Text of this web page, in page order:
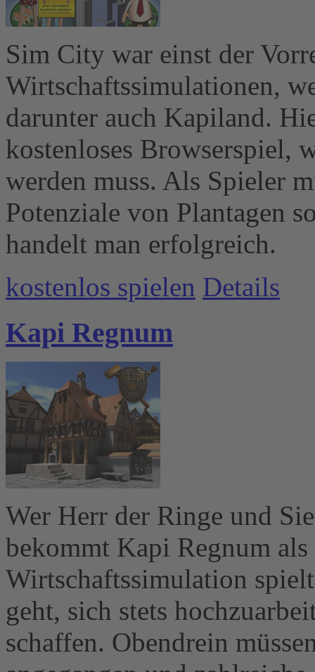
Sim City war einst der
Wirtschaftssimulationen,
darunter auch Kapiland.
kostenloses Browserspiel,
werden muss. Als Spieler
Potenziale von Plantagen
handelt man erfolgreich.
kostenlos spielen Details
Kapi Regnum
Wer Herr der Ringe und
bekommt Kapi Regnum als
Wirtschaftssimulation
geht, sich stets
schaffen. Obendrein